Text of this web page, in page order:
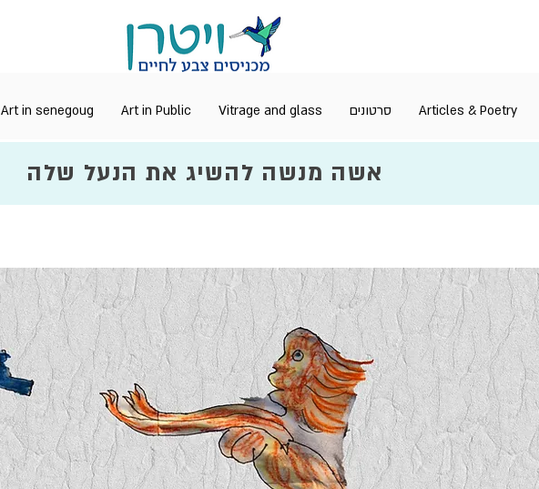
Articles & Poetry סרטונים Vitrage and glass
Art in Public
Art in senegoug
אשה מנשה להשיג את הנעל שלה